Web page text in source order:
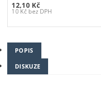
12,10 Kč
10 Kč bez DPH
POPIS
DISKUZE